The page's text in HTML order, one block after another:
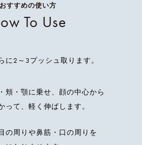
おすすめの使い方
To Use
に2～3プッシュ取ります。
頬・顎に乗せ、顔の中心から
って、 軽く伸ばします。
の周りや鼻筋・口の周りを